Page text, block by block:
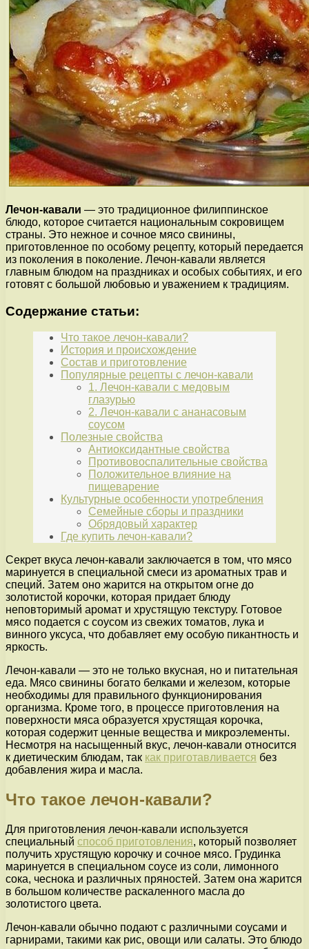
Лечон-кавали — это традиционное филиппинское
блюдо, которое считается национальным сокровищем
страны. Это нежное и сочное мясо свинины,
приготовленное по особому рецепту, который передается
из поколения в поколение. Лечон-кавали является
главным блюдом на праздниках и особых событиях, и его
готовят с большой любовью и уважением к традициям.
Содержание статьи:
Что такое лечон-кавали?
История и происхождение
Состав и приготовление
Популярные рецепты с лечон-кавали
1. Лечон-кавали с медовым
глазурью
2. Лечон-кавали с ананасовым
соусом
Полезные свойства
Антиоксидантные свойства
Противовоспалительные свойства
Положительное влияние на
пищеварение
Культурные особенности употребления
Семейные сборы и праздники
Обрядовый характер
Где купить лечон-кавали?
Секрет вкуса лечон-кавали заключается в том, что мясо
маринуется в специальной смеси из ароматных трав и
специй. Затем оно жарится на открытом огне до
золотистой корочки, которая придает блюду
неповторимый аромат и хрустящую текстуру. Готовое
мясо подается с соусом из свежих томатов, лука и
винного уксуса, что добавляет ему особую пикантность и
яркость.
Лечон-кавали — это не только вкусная, но и питательная
еда. Мясо свинины богато белками и железом, которые
необходимы для правильного функционирования
организма. Кроме того, в процессе приготовления на
поверхности мяса образуется хрустящая корочка,
которая содержит ценные вещества и микроэлементы.
Несмотря на насыщенный вкус, лечон-кавали относится
к диетическим блюдам, так как приготавливается без
добавления жира и масла.
Что такое лечон-кавали?
Для приготовления лечон-кавали используется
специальный способ приготовления, который позволяет
получить хрустящую корочку и сочное мясо. Грудинка
маринуется в специальном соусе из соли, лимонного
сока, чеснока и различных пряностей. Затем она жарится
в большом количестве раскаленного масла до
золотистого цвета.
Лечон-кавали обычно подают с различными соусами и
гарнирами, такими как рис, овощи или салаты. Это блюдо